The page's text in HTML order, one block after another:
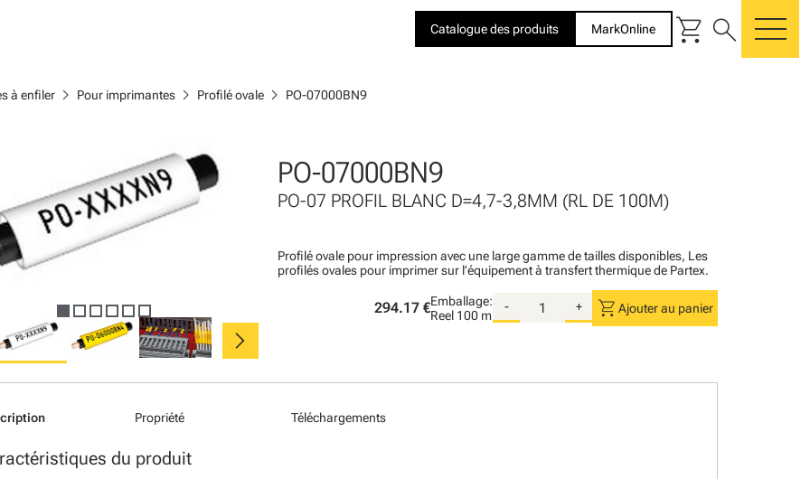
Catalogue des produits MarkOnline shopping_cart search
à enfiler chevron_right Pour imprimantes chevron_right Profilé ovale chevron_right PO-07000BN9
chevron_right
PO-07000BN9
PO-07 PROFIL BLANC D=4,7-3,8MM (RL DE 100M)
Profilé ovale pour impression avec une large gamme de tailles disponibles, Les
profilés ovales pour imprimer sur l’équipement à transfert thermique de Partex.
294.17 €Emballage:
Reel 100 m
- + shopping_cart Ajouter au panier
Propriété Téléchargements
du produit